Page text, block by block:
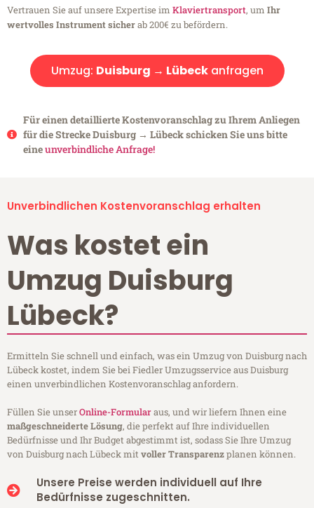
Vertrauen Sie auf unsere Expertise im Klaviertransport, um Ihr
wertvolles Instrument sicherab 200€ zu befördern.
Umzug: Duisburg → Lübeckanfragen
Für einen detaillierte Kostenvoranschlag zu Ihrem Anliegen
für die Strecke Duisburg → Lübeck schicken Sie uns bitte
eineunverbindliche Anfrage!
Unverbindlichen Kostenvoranschlag erhalten
Was kostet ein
Umzug Duisburg
Lübeck?
Ermitteln Sie schnell und einfach, was ein Umzug von Duisburg nach
Lübeck kostet, indem Sie bei Fiedler Umzugsservice aus Duisburg
einen unverbindlichen Kostenvoranschlag anfordern.
Füllen Sie unserOnline-Formularaus, und wir liefern Ihnen eine
maßgeschneiderte Lösung, die perfekt auf Ihre individuellen
Bedürfnisse und Ihr Budget abgestimmt ist, sodass Sie Ihre Umzug
von Duisburg nach Lübeck mitvoller Transparenzplanen können.
Unsere Preise werden individuell auf Ihre
Bedürfnisse zugeschnitten.